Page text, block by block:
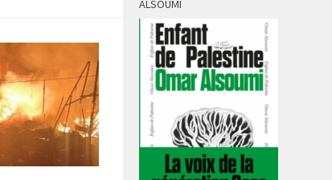
ALSOUMI